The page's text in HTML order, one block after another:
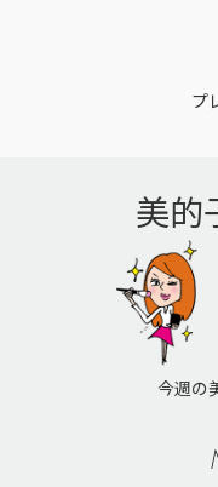
プ
美的
今週の